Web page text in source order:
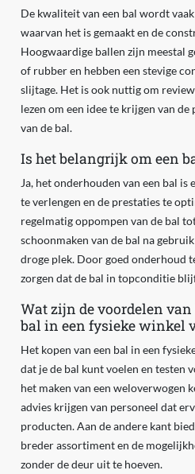
De kwaliteit van een bal wordt
waarvan het is gemaakt en de
Hoogwaardige ballen zijn meestal
of rubber en hebben een stevige
slijtage. Het is ook nuttig om
lezen om een idee te krijgen van
van de bal.
Is het belangrijk om een
Ja, het onderhouden van een bal is
te verlengen en de prestaties te
regelmatig oppompen van de bal
schoonmaken van de bal na
droge plek. Door goed onderhoud
zorgen dat de bal in topconditie
Wat zijn de voordelen
bal in een fysieke winkel
Het kopen van een bal in een
dat je de bal kunt voelen en testen
het maken van een weloverwogen
advies krijgen van personeel dat
producten. Aan de andere kant
breder assortiment en de
zonder de deur uit te hoeven.